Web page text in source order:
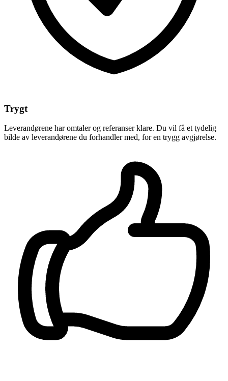
Trygt
Leverandørene har omtaler og referanser klare. Du vil få et tydelig
bilde av leverandørene du forhandler med, for en trygg avgjørelse.